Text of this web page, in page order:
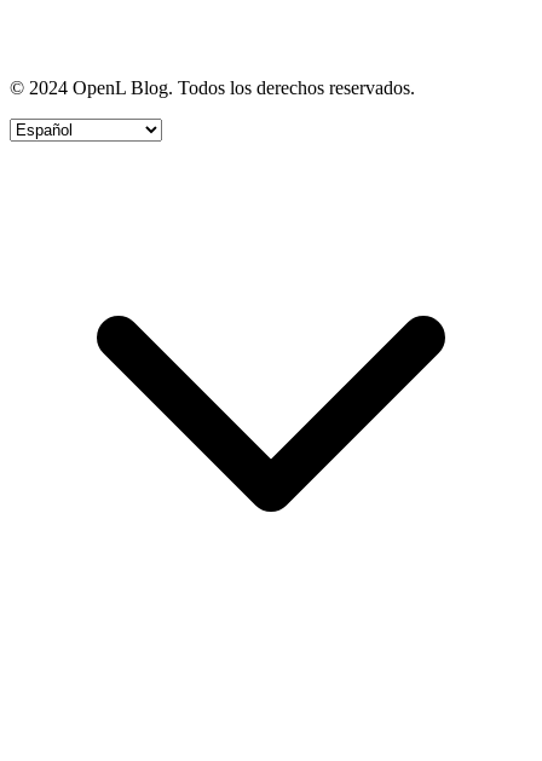
© 2024 OpenL Blog. Todos los derechos reservados.